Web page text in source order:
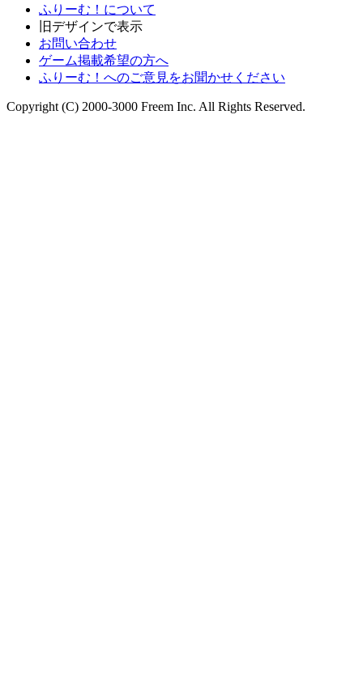
ふりーむ！について
旧デザインで表示
お問い合わせ
ゲーム掲載希望の方へ
ふりーむ！へのご意見をお聞かせください
Copyright (C) 2000-3000 Freem Inc. All Rights Reserved.